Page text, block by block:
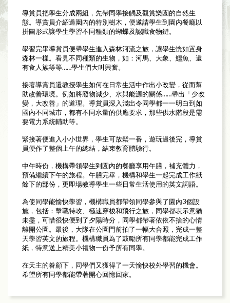
導賞員把學生分成兩組，先帶同學接觸及觀賞樂園的自然生
態。導賞員介紹過園內的特別樹木，便邀請學生到園內餐廳以
拼圖形式讓學生學習不同種類的蝴蝶及認識食物鏈。
學習完畢導賞員便帶學生進入森林河流之旅，讓學生恍如置身
森林一樣。看見不同種類的生物，如：河馬、大象、鱷魚、還
有食人族等等……學生們大叫興奮。
接著導賞員還教授學生如何在日常生活中作出小改變，從而幫
助改善環境。例如將廢物減少、水與能源的關係……帶出「少改
變，大改善」的道理。導賞員深入淺出令同學都一一明白到如
國內不同城市，都有不同水量的供應要求，那些供水階段是需
要電力系統輔助等。
緊接著便進入小小世界，學生可放鬆一番，遊玩過後完，導賞
員便作了整個上午的總結，結束教育體驗行。
中午時份，機構帶領學生到園內的餐廳享用午膳，補充體力，
預備繼續下午的旅程。午膳完畢，機構和學生一起完成工作紙
餘下的部份，更即場教導學生一些日常生活使用的英文詞語。
為使同學能愉快學習，機構職員都帶領同學參與了園內3個設
施，包括：擊戰特攻、極速穿梭和飛行之旅，同學都表示意猶
未盡，可惜很快便到了夕陽時分，同學都帶著依依不捨的心情
離開公園。最後，大隊在公園門前拍了一幅大合照，完成一整
天學習英文的旅程。機構職員為了鼓勵所有同學都能完成工作
紙，特意送上精美小禮物一份予所有同學。
在天主的眷顧下，同學們又獲得了一天愉快校外學習的機會。
希望所有同學都能帶著開心回憶回家。